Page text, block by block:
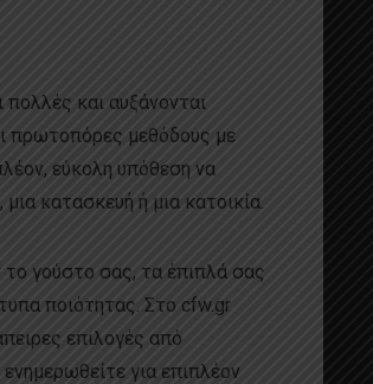
πολλές και αυξάνονται
πρωτοπόρες μεθόδους με
εύκολη υπόθεση να
κατασκευή ή μια κατοικία.
το γούστο σας, τα έπιπλά σας
ποιότητας. Στο cfw.gr
επιλογές από
για επιπλέον